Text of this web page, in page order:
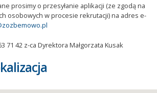
prosimy o przesyłanie aplikacji (ze zgodą na
osobowych w procesie rekrutacji) na adres e-
71 42 z-ca Dyrektora Małgorzata Kusak